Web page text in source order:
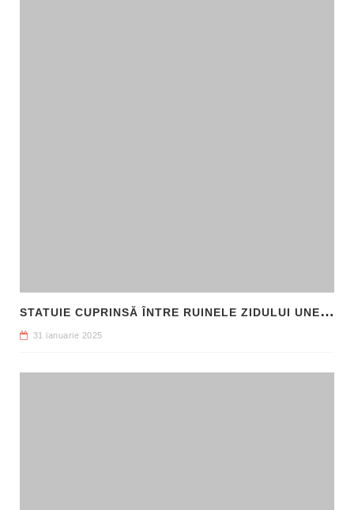
S
TATUIE CUPRINSĂ ÎNTRE RUINELE ZIDULUI UNEI CLĂDIRI, DESCOPERITĂ LA FILIPI
31 ianuarie 2025